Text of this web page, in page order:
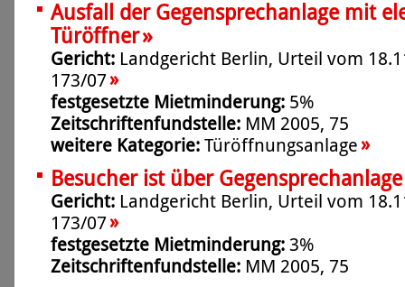
Ausfall der Gegensprechanlage mit
Türöffner»
Gericht: Landgericht Berlin, Urteil vom
173/07»
festgesetzte Mietminderung: 5%
Zeitschriftenfundstelle: MM 2005, 75
weitere Kategorie: Türöffnungsanlage»
Besucher ist über
Gericht: Landgericht Berlin, Urteil vom
173/07»
festgesetzte Mietminderung: 3%
Zeitschriftenfundstelle: MM 2005, 75